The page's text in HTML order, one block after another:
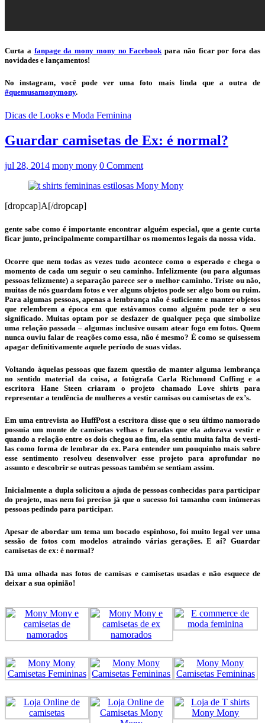
Curta a fanpage da mony mony no Facebookpara não ficar por fora das
novidades e lançamentos!
No instagram, você pode ver uma foto mais linda que a outra de
#quemusamonymony.
Dicas de Looks e Moda Feminina
Guardar camisetas de Ex: é normal?
jul 28, 2014 mony mony 0 Comment
[dropcap]A[/dropcap]
gente sabe como é importante encontrar alguém especial, que a gente curta
ficar junto, principalmente compartilhar os momentos legais da nossa vida.
Ocorre que nem todas as vezes tudo acontece como o esperado e chega o
momento de cada um seguir o seu caminho. Infelizmente (ou para algumas
pessoas felizmente) a separação parece ser o melhor caminho. Triste ou não,
muitas de nós guardam fotos e ver alguns objetos pode ser algo bom ou ruim.
Para algumas pessoas, apenas a lembrança não é suficiente e manter objetos
que relembrem a época em que estávamos como alguém pode ter o seu
significado. Muitas optam por se desfazer de qualquer peça que simbolize
uma relação passada – algumas inclusive ousam atear fogo em fotos. Quem
nunca ouviu falar de reações como essa, não é mesmo? É como se quisessem
apagar definitivamente aquele período de suas vidas.
Voltando àquelas pessoas que fazem questão de manter alguma lembrança
no sentido material da coisa, a fotógrafa Carla Richmond Coffing e a
escritora Hane Steen criaram o projeto chamado Love shirts para
representar a tendência de mulheres a vestir camisas ou camisetas de ex’s.
Em uma entrevista ao HuffPost a escritora disse que o seu último namorado
possuía um monte de camisetas velhas e furadas que ela adorava vestir e
quando a relação entre os dois chegou ao fim, ela sentiu muita falta de vesti-
las como forma de lembrar do ex. Para entender um pouquinho mais sobre
esse sentimento resolveu desenvolver esse projeto para aprofundar no
assunto e descobrir se outras pessoas também se sentiam assim.
Inicialmente a dupla solicitou a ajuda de pessoas conhecidas para participar
do projeto, mas nem foi preciso já que o sucesso foi tamanho com inúmeras
pessoas pedindo para participar.
Apesar de abordar um tema um bocado espinhoso, foi muito legal ver uma
sessão de fotos com modelos atraindo várias gerações. E aí? Guardar
camisetas de ex: é normal?
Dá uma olhada nas fotos de camisas e camisetas usadas e não esquece de
deixar a sua opinião!